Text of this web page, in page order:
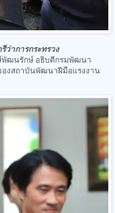
ว่าการกระทรวง
พัฒนรักษ์ อธิบดีกรมพัฒนา
องสถาบันพัฒนาฝีมือแรงงาน